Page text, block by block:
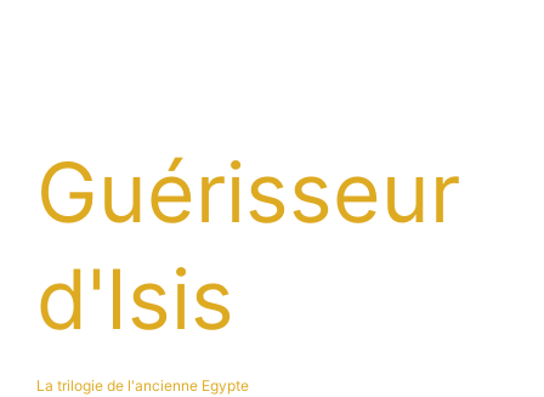
Guérisseur
d'Isis
La trilogie de l'ancienne Egypte